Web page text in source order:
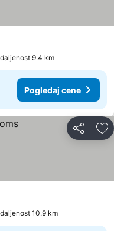
9.4 km
Pogledaj cene
Deli
10.9 km